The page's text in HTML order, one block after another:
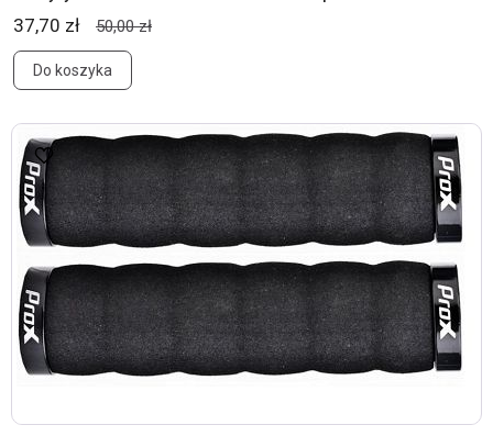
37,70 zł 50,00 zł
Do koszyka